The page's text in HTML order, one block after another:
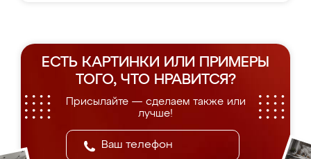
ЕСТЬ КАРТИНКИ ИЛИ ПРИМЕРЫ
ТОГО, ЧТО НРАВИТСЯ?
Присылайте — сделаем также или
лучше!